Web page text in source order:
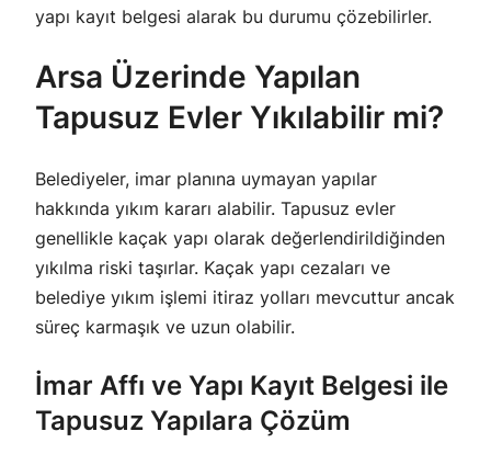
yapı kayıt belgesi alarak bu durumu çözebilirler.
Arsa Üzerinde Yapılan
Tapusuz Evler Yıkılabilir mi?
Belediyeler, imar planına uymayan yapılar
hakkında yıkım kararı alabilir. Tapusuz evler
genellikle kaçak yapı olarak değerlendirildiğinden
yıkılma riski taşırlar. Kaçak yapı cezaları ve
belediye yıkım işlemi itiraz yolları mevcuttur ancak
süreç karmaşık ve uzun olabilir.
İmar Affı ve Yapı Kayıt Belgesi ile
Tapusuz Yapılara Çözüm